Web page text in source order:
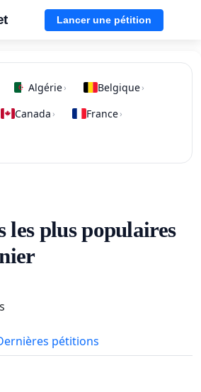
Lancer une pétition
Algérie› Belgique›
Canada › France›
les plus populaires
pétitions